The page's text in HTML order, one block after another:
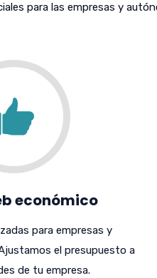
para las empresas y
económico
para empresas y
el presupuesto a
de tu empresa.